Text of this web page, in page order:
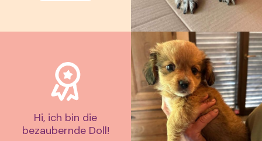
Hi, ich bin die
bezaubernde Doll!